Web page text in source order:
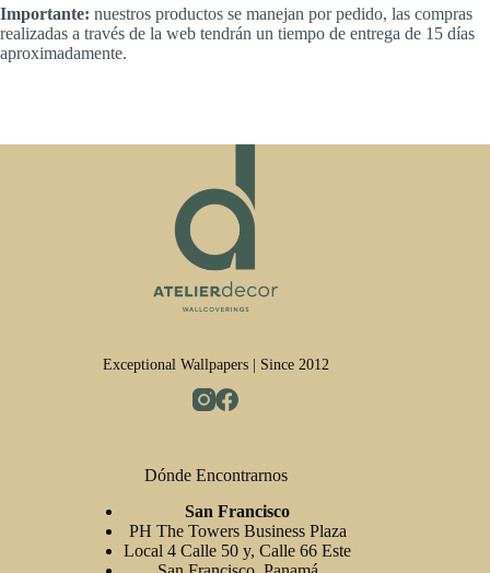
Importante: nuestros productos se manejan por pedido, las compras
realizadas a través de la web tendrán un tiempo de entrega de 15 días
aproximadamente.
Exceptional Wallpapers | Since 2012
Dónde Encontrarnos
San Francisco
PH The Towers Business Plaza
Local 4 Calle 50 y, Calle 66 Este